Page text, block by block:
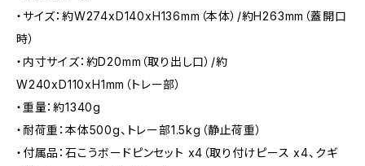
・サイズ：約W274xD140xH136mm（本体）/約H263mm（蓋開口
時）
・内寸サイズ：約D20mm（取り出し口）/約
W240xD110xH1mm（トレー部）
・重量：約1340g
・耐荷重：本体500g、トレー部1.5kg（静止荷重）
・付属品：石こうボードピンセット x4（取り付けピース x4、クギ